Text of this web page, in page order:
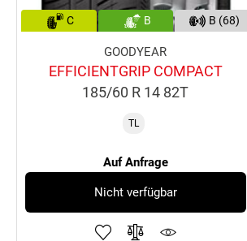
C B B (68)
GOODYEAR
EFFICIENTGRIP COMPACT
185/60 R 14 82T
TL
Auf Anfrage
Nicht verfügbar